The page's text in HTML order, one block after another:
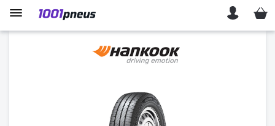
Mon